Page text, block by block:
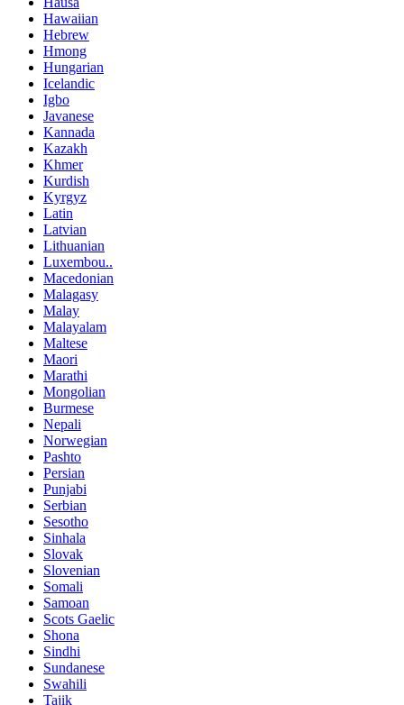
Hawaiian
Hebrew
Hmong
Hungarian
Icelandic
Igbo
Javanese
Kannada
Kazakh
Khmer
Kurdish
Kyrgyz
Latin
Latvian
Lithuanian
Luxembou..
Macedonian
Malagasy
Malay
Malayalam
Maltese
Maori
Marathi
Mongolian
Burmese
Nepali
Norwegian
Pashto
Persian
Punjabi
Serbian
Sesotho
Sinhala
Slovak
Slovenian
Somali
Samoan
Scots Gaelic
Shona
Sindhi
Sundanese
Swahili
Tajik